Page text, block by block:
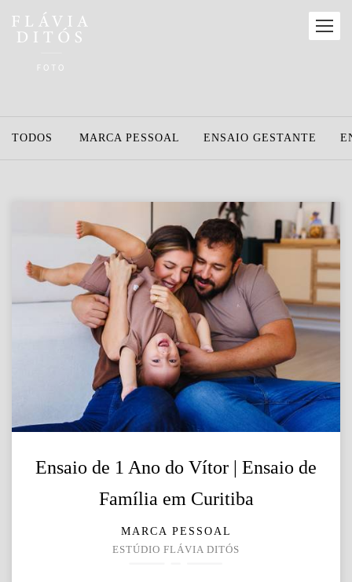
TODOS MARCA PESSOAL ENSAIO GESTANTE
Ensaio de 1 Ano do Vítor | Ensaio de
Família em Curitiba
MARCA PESSOAL
ESTÚDIO FLÁVIA DITÓS